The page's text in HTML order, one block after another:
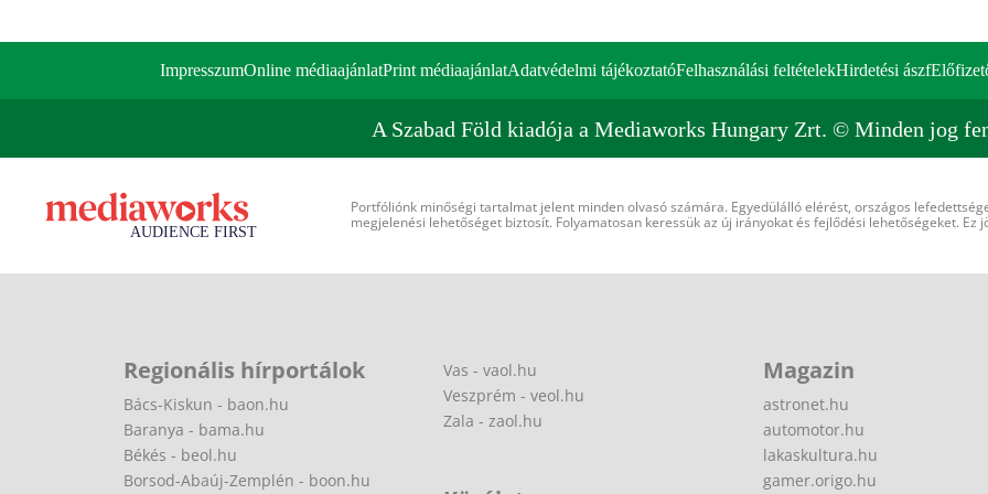
ImpresszumOnline médiaajánlatPrint médiaajánlatAdatvédelmi tájékoztatóFelhasználási feltételekHirdetési ászf
A Szabad Föld kiadója a Mediaworks Hungary Zrt. © Minden jog
Portfóliónk minőségi tartalmat jelent minden olvasó számára. Egyedülálló elérést, országos
megjelenési lehetőséget biztosít. Folyamatosan keressük az új irányokat és fejlődési lehetőségeket. Ez
Regionális hírportálok
Bács-Kiskun - baon.hu
Baranya - bama.hu
Békés - beol.hu
Borsod-Abaúj-Zemplén - boon.hu
Vas - vaol.hu
Veszprém - veol.hu
Zala - zaol.hu
Magazin
astronet.hu
automotor.hu
lakaskultura.hu
gamer.origo.hu